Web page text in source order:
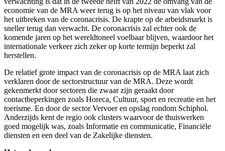
economie van de MRA weer terug is op het niveau van vlak voor
het uitbreken van de coronacrisis. De krapte op de arbeidsmarkt is
sneller terug dan verwacht. De coronacrisis zal echter ook de
komende jaren op het wereldtoneel voelbaar blijven, waardoor het
internationale verkeer zich zeker op korte termijn beperkt zal
herstellen.
De relatief grote impact van de coronacrisis op de MRA laat zich
verklaren door de sectorstructuur van de MRA. Deze wordt
gekenmerkt door sectoren die zwaar zijn geraakt door
contactbeperkingen zoals Horeca, Cultuur, sport en recreatie en het
toerisme. En door de sector Vervoer en opslag rondom Schiphol.
Anderzijds kent de regio ook clusters waarvoor de thuiswerken
goed mogelijk was, zoals Informatie en communicatie, Financiële
diensten en een deel van de Zakelijke diensten.